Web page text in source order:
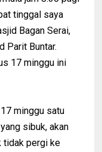
tinggal saya
Bagan Serai,
Parit Buntar.
17 minggu ini
minggu satu
sibuk, akan
tidak pergi ke